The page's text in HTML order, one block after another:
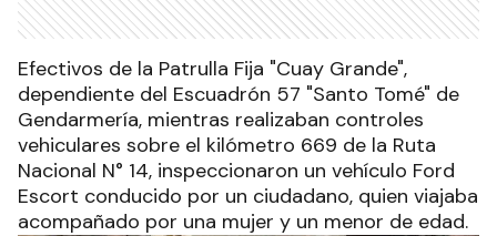
Efectivos de la Patrulla Fija "Cuay Grande",
dependiente del Escuadrón 57 "Santo Tomé" de
Gendarmería, mientras realizaban controles
vehiculares sobre el kilómetro 669 de la Ruta
Nacional N° 14, inspeccionaron un vehículo Ford
Escort conducido por un ciudadano, quien viajaba
acompañado por una mujer y un menor de edad.